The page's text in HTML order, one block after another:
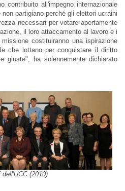
contribuito all'impegno internazionale
partigiano perché gli elettori ucraini
necessari per votare apertamente
il loro attaccamento al lavoro e i
costituiranno una ispirazione
che lottano per conquistare il diritto
giuste", ha solennemente dichiarato
dell'UCC (2010)